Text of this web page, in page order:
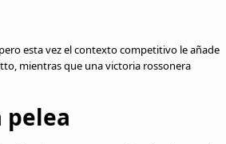
esta vez el contexto competitivo le añade
mientras que una victoria rossonera
pelea